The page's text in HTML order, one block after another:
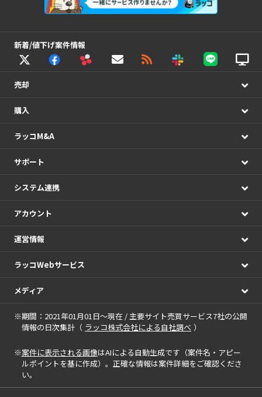
新着/値下げ案件情報
売却
購入
ラッコM&A
サポート
システム連携
アカウント
運営情報
ラッコWebサービス
メディア
※期間：2021年01月01日～現在 / 主要サイト売買サービス7社の公開
情報の日次集計（ ラッコ株式会社による自社調べ ）
※案件に表示される画像はAIによる自動生成です（案件名・アピー
ルポイントを基に作成）。正確な情報は案件詳細をご確認くださ
い。